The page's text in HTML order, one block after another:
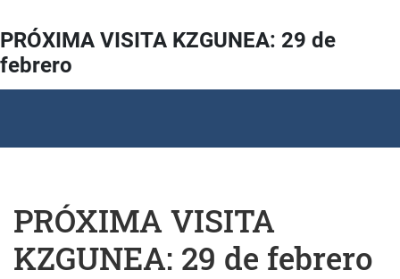
PRÓXIMA VISITA KZGUNEA: 29 de
febrero
PRÓXIMA VISITA
KZGUNEA: 29 de febrero